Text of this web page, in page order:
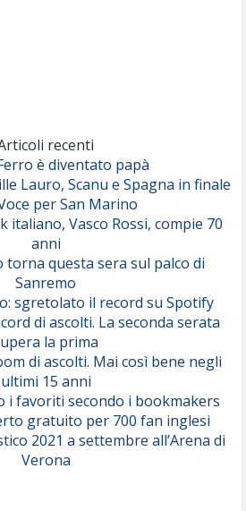
recenti
è diventato papà
Lauro, Scanu e Spagna in finale
per San Marino
italiano, Vasco Rossi, compie 70
anni
torna questa sera sul palco di
Sanremo
sgretolato il record su Spotify
di ascolti. La seconda serata
la prima
di ascolti. Mai così bene negli
ultimi 15 anni
i favoriti secondo i bookmakers
gratuito per 700 fan inglesi
2021 a settembre all’Arena di
Verona